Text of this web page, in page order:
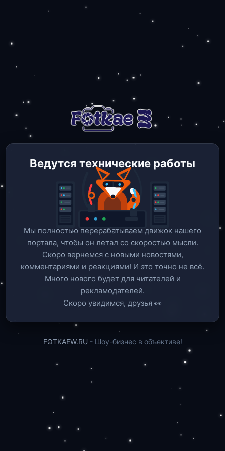
Ведутся технические работы
Мы полностью перерабатываем движок нашего
портала, чтобы он летал со скоростью мысли.
Скоро вернемся c новыми новостями,
комментариями и реакциями! И это точно не всё.
Много нового будет для читателей и
рекламодателей.
Скоро увидимся, друзья 👀
FOTKAEW.RU - Шоу-бизнес в объективе!